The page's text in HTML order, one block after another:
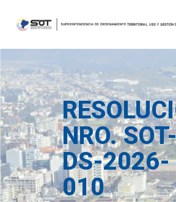
NRO.
DS-2026-
010